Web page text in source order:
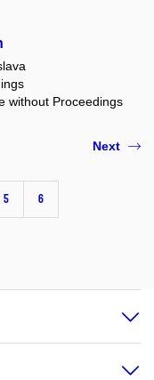
without Proceedings
5 6
Next